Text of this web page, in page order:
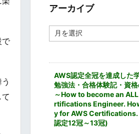
で
ー
アーカイブ
ー
AWS認定全冠を達成した
勉強法・合格体験記・資
～How to become an
rtifications Engineer.
y for AWS Certifications.
認定12冠～13冠)